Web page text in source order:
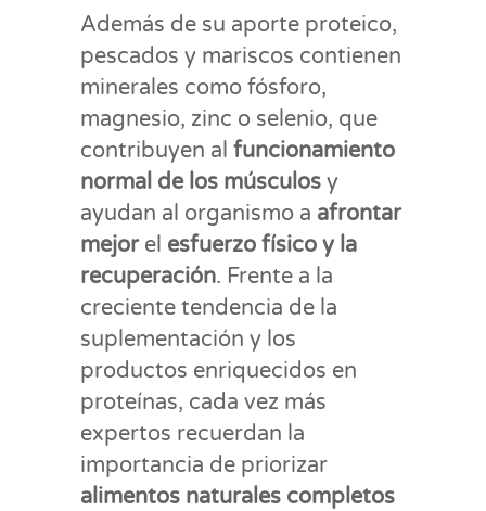
Además de su aporte proteico,
pescados y mariscos contienen
minerales como fósforo,
magnesio, zinc o selenio, que
contribuyen al funcionamiento
normal de los músculos y
ayudan al organismo a afrontar
mejorel esfuerzo físico y la
recuperación. Frente a la
creciente tendencia de la
suplementación y los
productos enriquecidos en
proteínas, cada vez más
expertos recuerdan la
importancia de priorizar
alimentos naturales completos